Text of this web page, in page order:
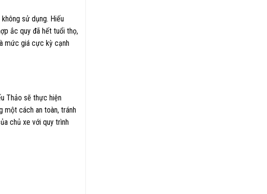
sử dụng. Hiếu
ắc quy đã hết tuổi thọ,
mức giá cực kỳ cạnh
Thảo sẽ thực hiện
một cách an toàn, tránh
chủ xe với quy trình